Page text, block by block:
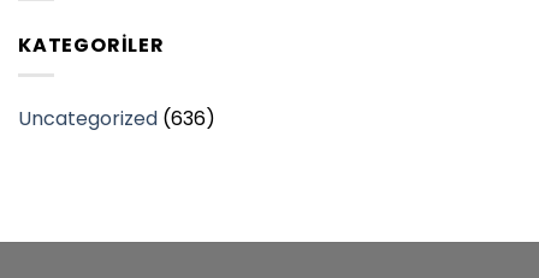
KATEGORILER
Uncategorized (636)